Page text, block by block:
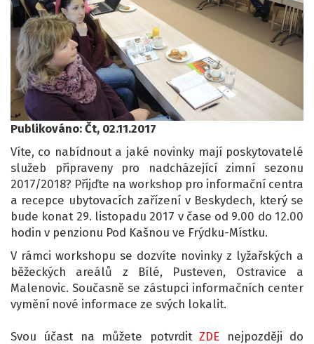
Publikováno: Čt, 02.11.2017
Víte, co nabídnout a jaké novinky mají poskytovatelé
služeb připraveny pro nadcházející zimní sezonu
2017/2018? Přijďte na workshop pro informační centra
a recepce ubytovacích zařízení v Beskydech, který se
bude konat 29. listopadu 2017 v čase od 9.00 do 12.00
hodin v penzionu Pod Kašnou ve Frýdku-Místku.
V rámci workshopu se dozvíte novinky z lyžařských a
běžeckých areálů z Bílé, Pusteven, Ostravice a
Malenovic. Současně se zástupci informačních center
vymění nové informace ze svých lokalit.
Svou účast na můžete potvrditZDE nejpozději do